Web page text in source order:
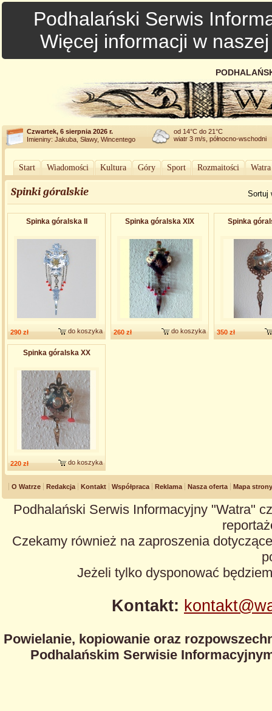
Podhalański Serwis
Więcej informacji w
Czwartek, 6 sierpnia 2026 r.
Imieniny: Jakuba, Sławy, Wincentego
od 14°C do 21°C
wiatr 3 m/s, północno-wschodni
Start Wiadomości Kultura Góry Sport Rozmaitości
Spinki góralskie Sortuj
Spinka góralska II
290 zł do koszyka
Spinka góralska XIX
260 zł do koszyka
Spinka
350 zł
Spinka góralska XX
220 zł do koszyka
O Watrze Redakcja Kontakt Współpraca Reklama Nasza oferta Mapa strony
Podhalański Serwis Informacyjny "Watra"
Czekamy również na zaproszenia
Jeżeli tylko dysponować
Kontakt:
Powielanie, kopiowanie oraz
Podhalańskim Serwisie